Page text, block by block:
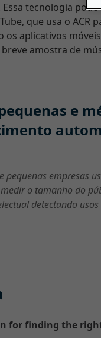
Essa tecnologia
que usa o
os aplicativos
amostra de
e
pequenas empresas
o tamanho do
detectando
for finding the